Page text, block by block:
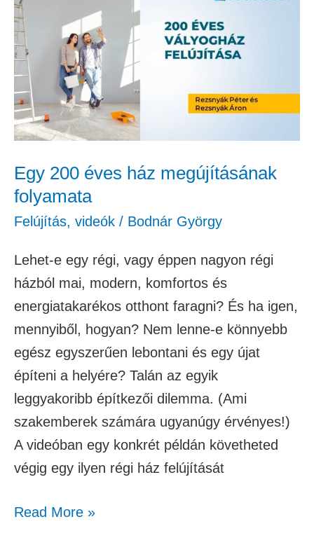
Egy 200 éves ház megújításának
folyamata
Felújítás, videók / Bodnár György
Lehet-e egy régi, vagy éppen nagyon régi
házból mai, modern, komfortos és
energiatakarékos otthont faragni? És ha igen,
mennyiből, hogyan? Nem lenne-e könnyebb
egész egyszerűen lebontani és egy újat
építeni a helyére? Talán az egyik
leggyakoribb építkezői dilemma. (Ami
szakemberek számára ugyanúgy érvényes!)
A videóban egy konkrét példán követheted
végig egy ilyen régi ház felújítását
200
éves
ház
megújításának
folyamata
Read More »